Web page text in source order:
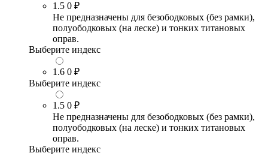
1.5 0 ₽
Не предназначены для безободковых (без рамки),
полуободковых (на леске) и тонких титановых
оправ.
Выберите индекс
1.6 0 ₽
Выберите индекс
1.5 0 ₽
Не предназначены для безободковых (без рамки),
полуободковых (на леске) и тонких титановых
оправ.
Выберите индекс